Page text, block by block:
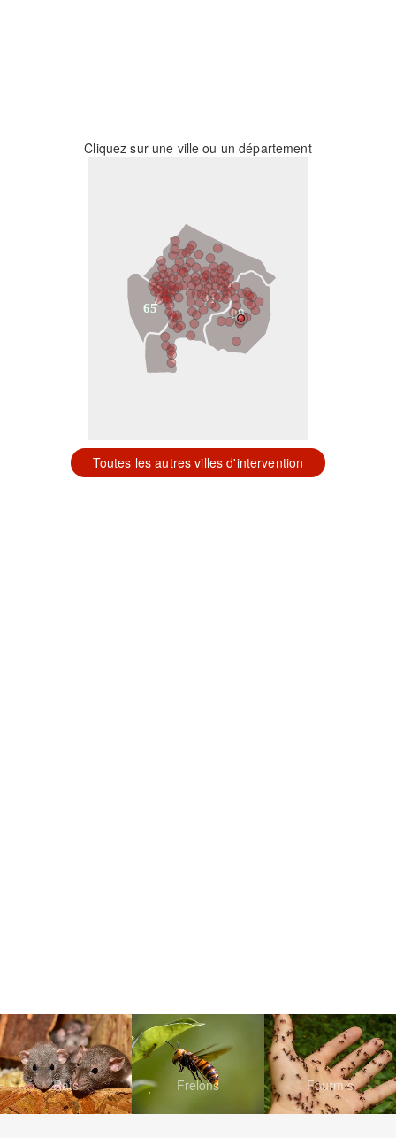
Cliquez sur une ville ou un département
31
09
65
Toutes les autres villes d'intervention
Rats Frelons Fourmis